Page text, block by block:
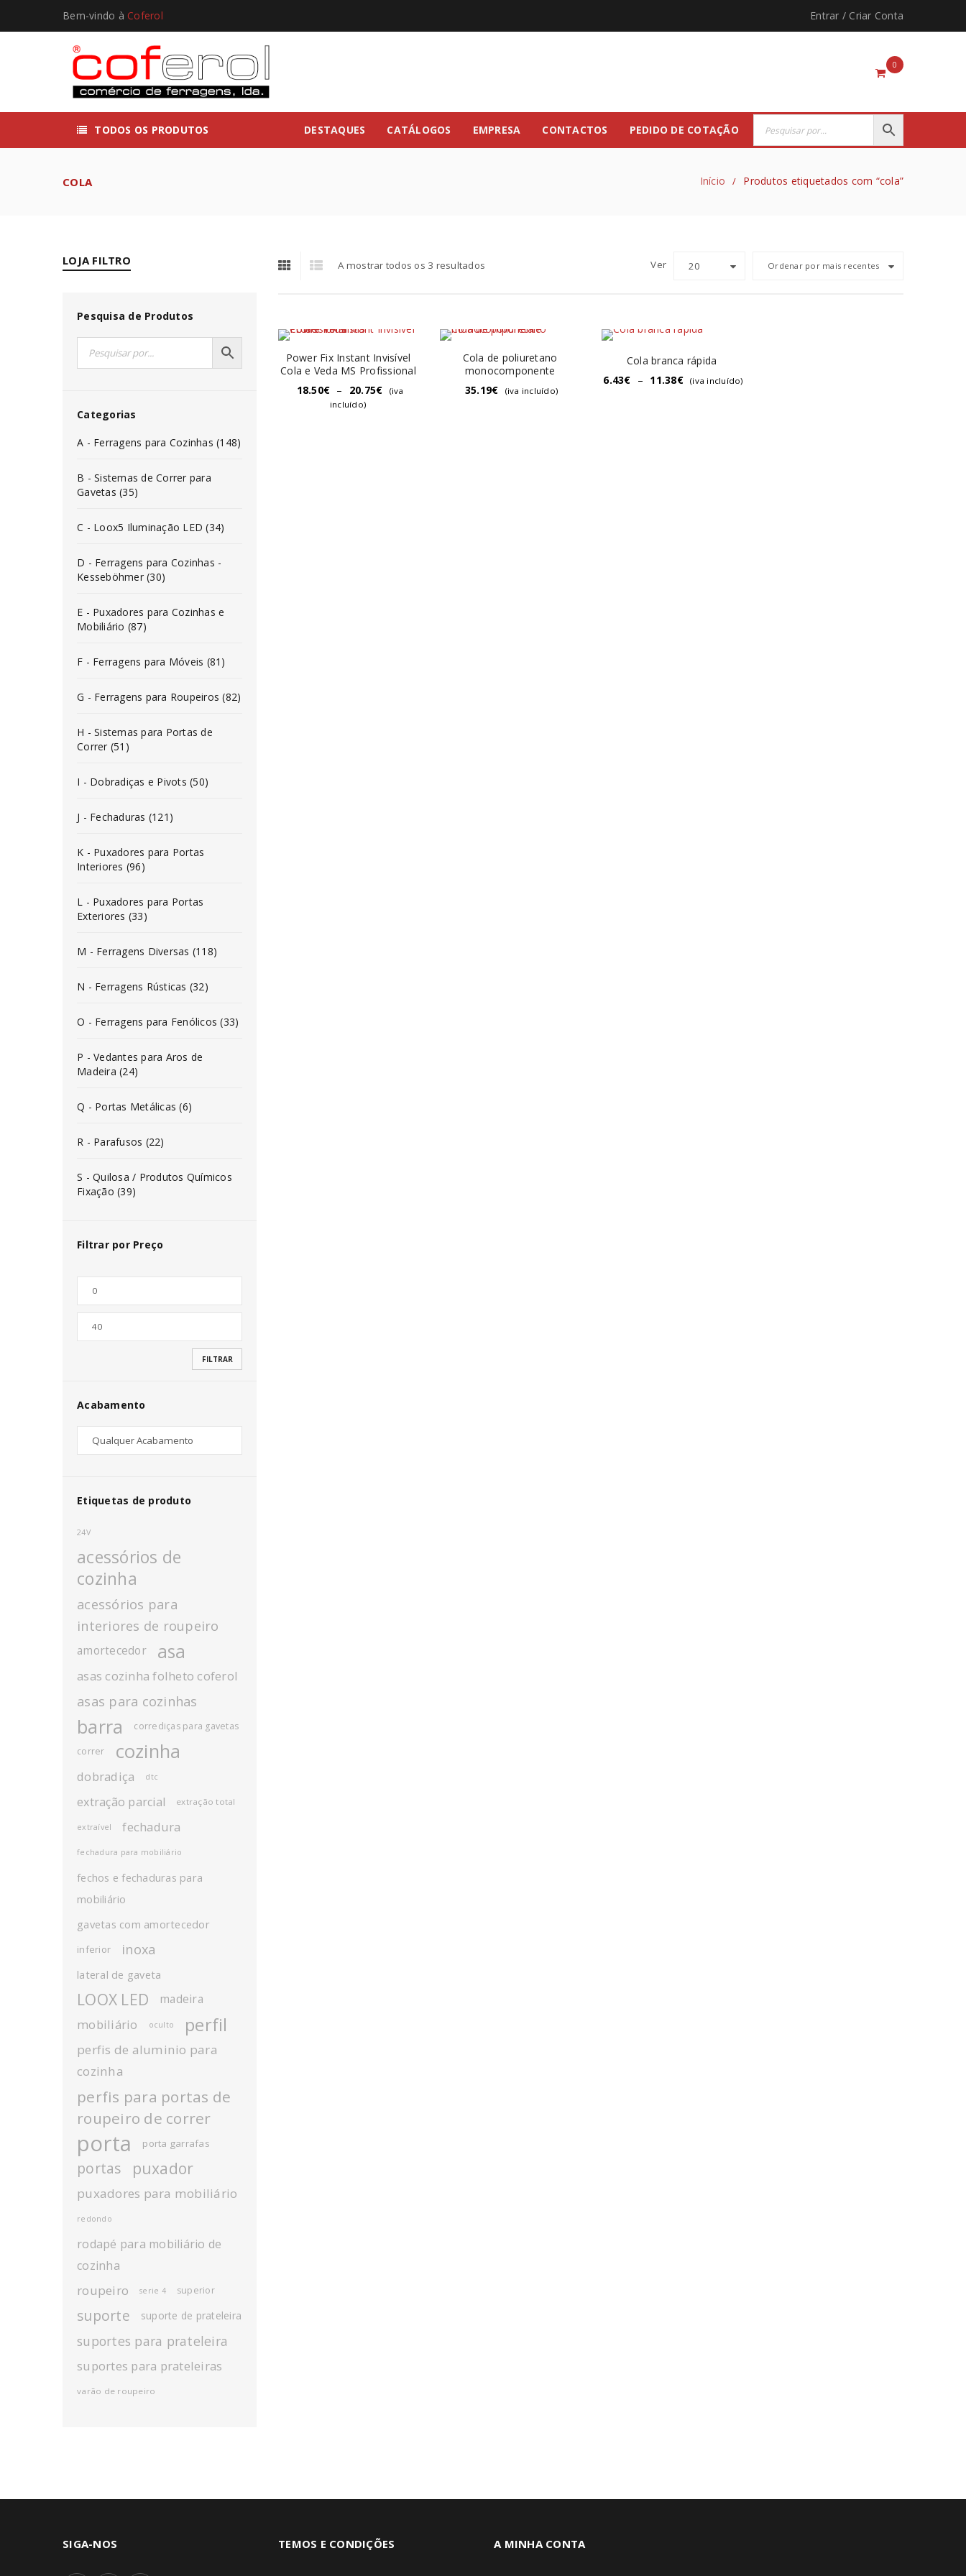
*
INICIAR SESSÃO
Bem-vindo à Coferol Entrar / Criar Conta
0
TODOS OS PRODUTOS DESTAQUES CATÁLOGOS EMPRESA CONTACTOS PEDIDO DE COTAÇÃO
COLA Início / Produtos etiquetados com “cola”
LOJA FILTRO
Pesquisa de Produtos
Categorias
A - Ferragens para Cozinhas (148)
B - Sistemas de Correr para
Gavetas (35)
C - Loox5 Iluminação LED (34)
D - Ferragens para Cozinhas -
Kesseböhmer (30)
E - Puxadores para Cozinhas e
Mobiliário (87)
F - Ferragens para Móveis (81)
G - Ferragens para Roupeiros (82)
H - Sistemas para Portas de
Correr (51)
I - Dobradiças e Pivots (50)
J - Fechaduras (121)
K - Puxadores para Portas
Interiores (96)
L - Puxadores para Portas
Exteriores (33)
M - Ferragens Diversas (118)
N - Ferragens Rústicas (32)
O - Ferragens para Fenólicos (33)
P - Vedantes para Aros de
Madeira (24)
Q - Portas Metálicas (6)
R - Parafusos (22)
S - Quilosa / Produtos Químicos
Fixação (39)
Filtrar por Preço
FILTRAR
Acabamento
Etiquetas de produto
24V
acessórios de
cozinha
acessórios para
interiores de roupeiro
amortecedor asa
asas cozinha folheto coferol
asas para cozinhas
barra corrediças para gavetas
correr cozinha
dobradiça dtc
extração parcial extração total
extraível fechadura
fechadura para mobiliário
fechos e fechaduras para
mobiliário
gavetas com amortecedor
inferior inoxa
lateral de gaveta
LOOX LED madeira
mobiliário oculto perfil
perfis de aluminio para
cozinha
perfis para portas de
roupeiro de correr
porta porta garrafas
portas puxador
puxadores para mobiliário
redondo
rodapé para mobiliário de
cozinha
roupeiro serie 4 superior
suporte suporte de prateleira
suportes para prateleira
suportes para prateleiras
varão de roupeiro
A mostrar todos os 3 resultados Ordenar por mais recentes
Ver 20
Power Fix Instant Invisível
Cola e Veda MS Profissional
18.50€ – 20.75€
(iva
incluído)
Cola de poliuretano
monocomponente
35.19€ (iva incluído)
Cola branca rápida
6.43€ – 11.38€ (iva incluído)
SIGA-NOS TEMOS E CONDIÇÕES A MINHA CONTA